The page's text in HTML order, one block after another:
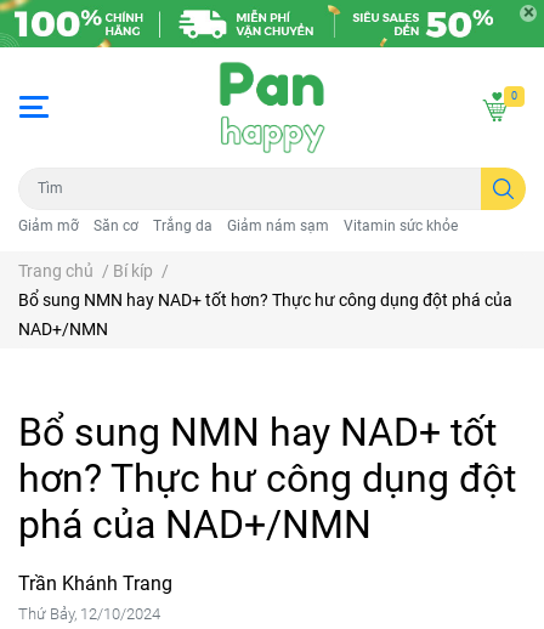
Giảm mỡ Săn cơ Trắng da Giảm nám sạm Vitamin sức khỏe
0
Trang chủ / Bí kíp /
Bổ sung NMN hay NAD+ tốt hơn? Thực hư công dụng đột phá của
NAD+/NMN
Bổ sung NMN hay NAD+ tốt
hơn? Thực hư công dụng đột
phá của NAD+/NMN
Trần Khánh Trang
Thứ Bảy, 12/10/2024